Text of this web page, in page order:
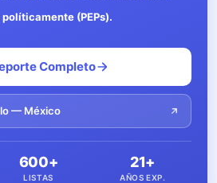
(PEPs).
Completo
— México
600+
LISTAS
21+
AÑOS EXP.